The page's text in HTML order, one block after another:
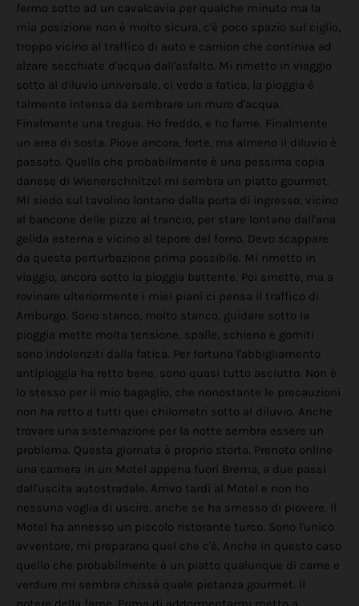
fermo sotto ad un cavalcavia per qualche minuto ma la
mia posizione non è molto sicura, c'è poco spazio sul ciglio,
troppo vicino al traffico di auto e camion che continua ad
alzare secchiate d'acqua dall'asfalto. Mi rimetto in viaggio
sotto al diluvio universale, ci vedo a fatica, la pioggia è
talmente intensa da sembrare un muro d'acqua.
Finalmente una tregua. Ho freddo, e ho fame. Finalmente
un area di sosta. Piove ancora, forte, ma almeno il diluvio è
passato. Quella che probabilmente è una pessima copia
danese di Wienerschnitzel mi sembra un piatto gourmet.
Mi siedo sul tavolino lontano dalla porta di ingresso, vicino
al bancone delle pizze al trancio, per stare lontano dall'aria
gelida esterna e vicino al tepore del forno. Devo scappare
da questa perturbazione prima possibile. Mi rimetto in
viaggio, ancora sotto la pioggia battente. Poi smette, ma a
rovinare ulteriormente i miei piani ci pensa il traffico di
Amburgo. Sono stanco, molto stanco, guidare sotto la
pioggia mette molta tensione, spalle, schiena e gomiti
sono indolenziti dalla fatica. Per fortuna l'abbigliamento
antipioggia ha retto bene, sono quasi tutto asciutto. Non è
lo stesso per il mio bagaglio, che nonostante le precauzioni
non ha retto a tutti quei chilometri sotto al diluvio. Anche
trovare una sistemazione per la notte sembra essere un
problema. Questa giornata è proprio storta. Prenoto online
una camera in un Motel appena fuori Brema, a due passi
dall'uscita autostradale. Arrivo tardi al Motel e non ho
nessuna voglia di uscire, anche se ha smesso di piovere. Il
Motel ha annesso un piccolo ristorante turco. Sono l'unico
avventore, mi preparano quel che c'è. Anche in questo caso
quello che probabilmente è un piatto qualunque di carne e
verdure mi sembra chissà quale pietanza gourmet. Il